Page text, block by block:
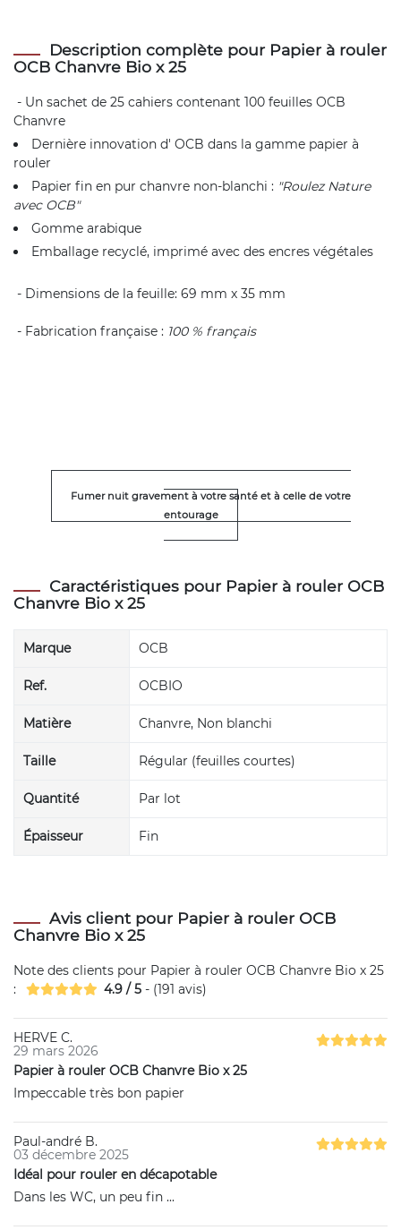
Description complète pour Papier à rouler
OCB Chanvre Bio x 25
- Un sachet de 25 cahiers contenant 100 feuilles OCB
Chanvre
Dernière innovation d' OCB dans la gamme papier à
rouler
Papier fin en pur chanvre non-blanchi : "Roulez Nature
avec OCB"
Gomme arabique
Emballage recyclé, imprimé avec des encres végétales
- Dimensions de la feuille: 69 mm x 35 mm
- Fabrication française : 100 % français
Fumer nuit gravement à votre santé et à celle de votre
entourage
Caractéristiques pour Papier à rouler OCB
Chanvre Bio x 25
Marque OCB
Ref. OCBIO
Matière Chanvre, Non blanchi
Taille Régular (feuilles courtes)
Quantité Par lot
Épaisseur Fin
Avis client pour Papier à rouler OCB
Chanvre Bio x 25
Note des clients pour Papier à rouler OCB Chanvre Bio x 25
:
4.9 /5 - (191 avis)
HERVE C.
29 mars 2026
Papier à rouler OCB Chanvre Bio x 25
Impeccable très bon papier
Paul-andré B.
03 décembre 2025
Idéal pour rouler en décapotable
Dans les WC, un peu fin ...